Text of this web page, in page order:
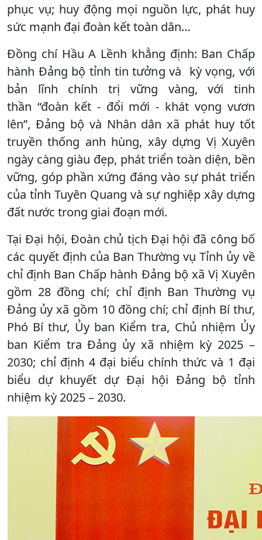
phục vụ; huy động mọi nguồn lực, phát huy
sức mạnh đại đoàn kết toàn dân…
Đồng chí Hầu A Lềnh khẳng định: Ban Chấp
hành Đảng bộ tỉnh tin tưởng và kỳ vọng, với
bản lĩnh chính trị vững vàng, với tinh
thần “đoàn kết - đổi mới - khát vọng vươn
lên”, Đảng bộ và Nhân dân xã phát huy tốt
truyền thống anh hùng, xây dựng Vị Xuyên
ngày càng giàu đẹp, phát triển toàn diện, bền
vững, góp phần xứng đáng vào sự phát triển
của tỉnh Tuyên Quang và sự nghiệp xây dựng
đất nước trong giai đoạn mới.
Tại Đại hội, Đoàn chủ tịch Đại hội đã công bố
các quyết định của Ban Thường vụ Tỉnh ủy về
chỉ định Ban Chấp hành Đảng bộ xã Vị Xuyên
gồm 28 đồng chí; chỉ định Ban Thường vụ
Đảng ủy xã gồm 10 đồng chí; chỉ định Bí thư,
Phó Bí thư, Ủy ban Kiểm tra, Chủ nhiệm Ủy
ban Kiểm tra Đảng ủy xã nhiệm kỳ 2025 –
2030; chỉ định 4 đại biểu chính thức và 1 đại
biểu dự khuyết dự Đại hội Đảng bộ tỉnh
nhiệm kỳ 2025 – 2030.